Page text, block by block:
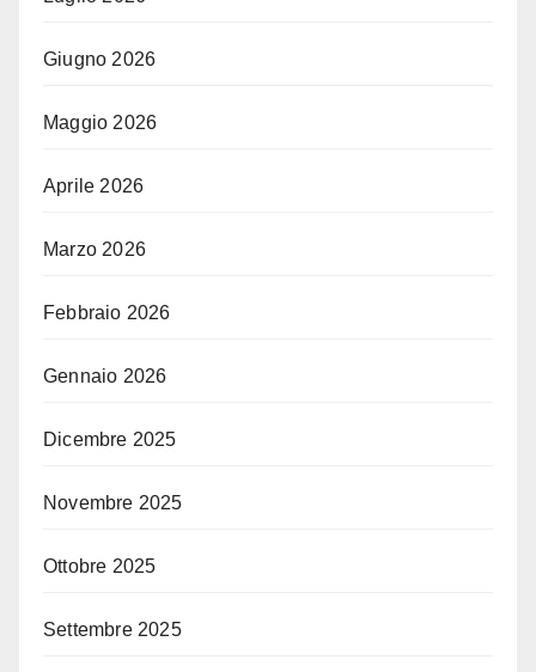
Giugno 2026
Maggio 2026
Aprile 2026
Marzo 2026
Febbraio 2026
Gennaio 2026
Dicembre 2025
Novembre 2025
Ottobre 2025
Settembre 2025